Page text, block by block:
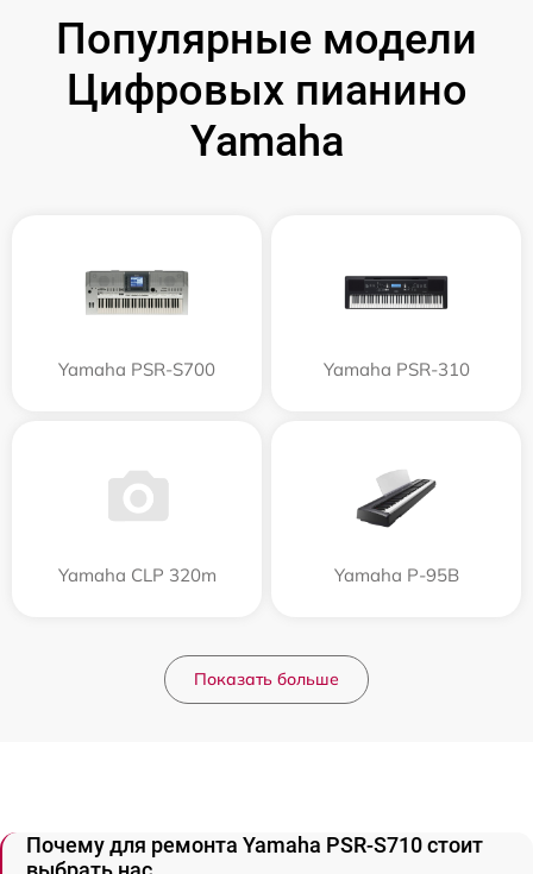
Популярные модели
Цифровых пианино
Yamaha
Yamaha PSR-S700 Yamaha PSR-310
Yamaha CLP 320m Yamaha P-95B
Показать больше
Почему для ремонта Yamaha PSR-S710 стоит